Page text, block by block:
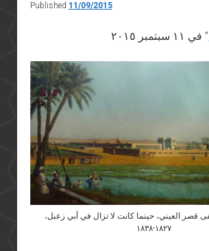
Published 11/09/2015
” في ١١ سبتمبر ٢٠١٥
العيني، حينما كانت لا تزال في أبي زعبل،
١٨٢٧-١٨٣٨